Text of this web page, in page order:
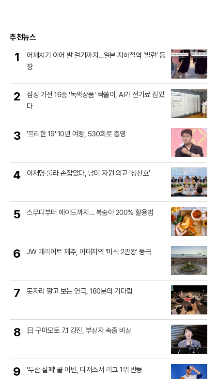
추천뉴스
1
어깨치기 이어 발 걸기까지…일본 지하철역 ‘빌런’ 등
장
2
삼성 가전 16종 '녹색상품' 싹쓸이, AI가 전기료 잡았
다
3 '프리한 19' 10년 여정, 530회로 종영
4 이재명·룰라 손잡았다, 남미 자원 외교 '청신호'
5 스무디부터 에이드까지… 복숭아 200% 활용법
6 JW 메리어트 제주, 아태지역 '미식 2관왕' 등극
7 돗자리 깔고 보는 연극, 180분의 기다림
8 日 구마모토 7.1 강진, 부상자 속출 비상
9 '두산 실패' 콜 어빈, 다저스서 리그 1위 반등